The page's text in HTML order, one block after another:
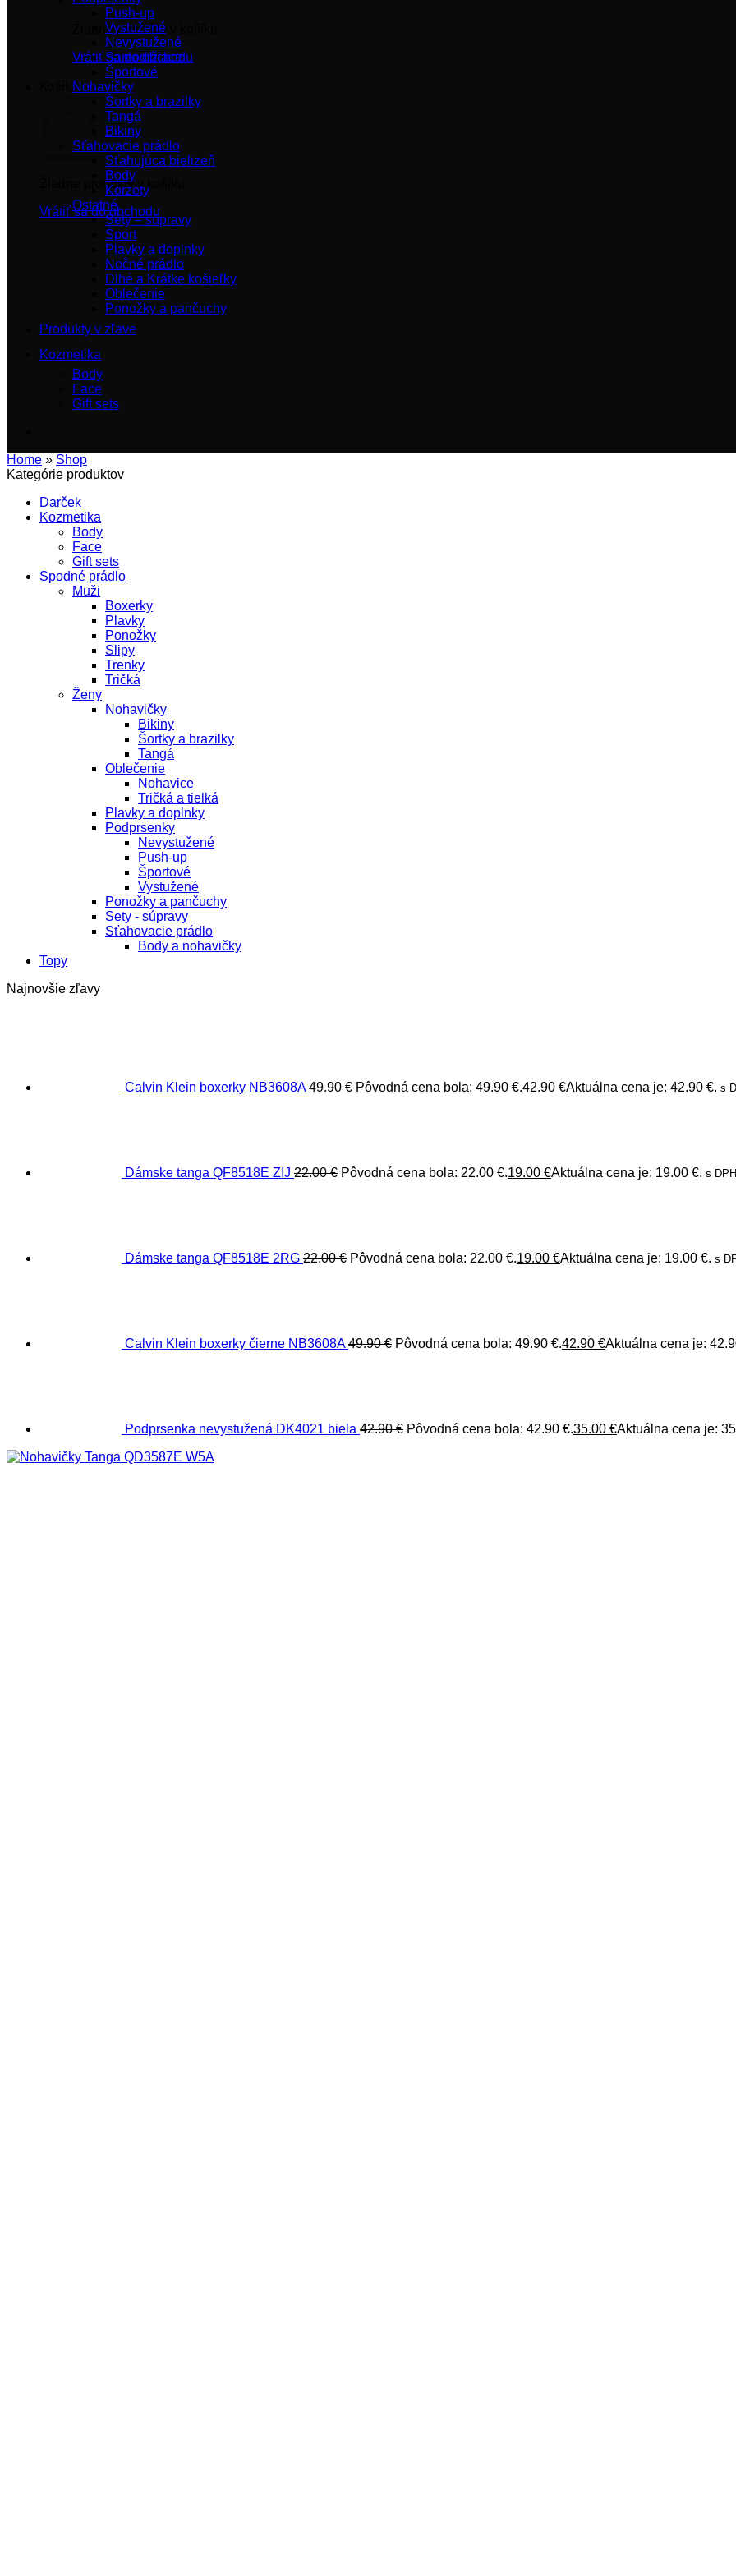
Žiadne produkty v košíku.
Vrátiť sa do obchodu
Žiadne produkty v košíku.
Vrátiť sa do obchodu
Push-up
Vystužené
Nevystužené
Samodržiace
Športové
Nohavičky
Šortky a brazilky
Tangá
Bikiny
Sťahovacie prádlo
Sťahujúca bielizeň
Body
Korzety
Ostatné
Sety – súpravy
Šport
Plavky a doplnky
Nočné prádlo
Dlhé a Krátke košieľky
Oblečenie
Ponožky a pančuchy
Produkty v zľave
Kozmetika
Body
Face
Gift sets
Home » Shop
Kategórie produktov
Darček
Kozmetika
Body
Face
Gift sets
Spodné prádlo
Muži
Boxerky
Plavky
Ponožky
Slipy
Trenky
Tričká
Ženy
Nohavičky
Bikiny
Šortky a brazilky
Tangá
Oblečenie
Nohavice
Tričká a tielká
Plavky a doplnky
Podprsenky
Nevystužené
Push-up
Športové
Vystužené
Ponožky a pančuchy
Sety - súpravy
Sťahovacie prádlo
Body a nohavičky
Topy
Najnovšie zľavy
Calvin Klein boxerky NB3608A 49.90€ Pôvodná cena bola: 49.90 €.42.90 €Aktuálna cena je: 42.90 €. s
Dámske tanga QF8518E ZIJ 22.00€ Pôvodná cena bola: 22.00 €.19.00 €Aktuálna cena je: 19.00 €. s DPH
Dámske tanga QF8518E 2RG 22.00€ Pôvodná cena bola: 22.00 €.19.00 €Aktuálna cena je: 19.00 €. s
Calvin Klein boxerky čierne NB3608A 49.90€ Pôvodná cena bola: 49.90 €.42.90 €Aktuálna cena je:
Podprsenka nevystužená DK4021 biela 42.90€ Pôvodná cena bola: 42.90 €.35.00 €Aktuálna cena je: